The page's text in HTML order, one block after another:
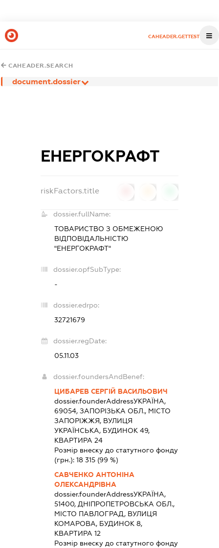
CAHEADER.GETTEST
CAHEADER.SEARCH
document.dossier
ЕНЕРГОКРАФТ
riskFactors.title
dossier.fullName:
ТОВАРИСТВО З ОБМЕЖЕНОЮ
ВІДПОВІДАЛЬНІСТЮ
"ЕНЕРГОКРАФТ"
dossier.opfSubType:
-
dossier.edrpo:
32721679
dossier.regDate:
05.11.03
dossier.foundersAndBenef:
ЦИБАРЕВ СЕРГІЙ ВАСИЛЬОВИЧ
dossier.founderAddressУКРАЇНА,
69054, ЗАПОРІЗЬКА ОБЛ., МІСТО
ЗАПОРІЖЖЯ, ВУЛИЦЯ
УКРАЇНСЬКА, БУДИНОК 49,
КВАРТИРА 24
Розмір внеску до статутного фонду
(грн.):18 315 (99 %)
САВЧЕНКО АНТОНІНА
ОЛЕКСАНДРІВНА
dossier.founderAddressУКРАЇНА,
51400, ДНІПРОПЕТРОВСЬКА ОБЛ.,
МІСТО ПАВЛОГРАД, ВУЛИЦЯ
КОМАРОВА, БУДИНОК 8,
КВАРТИРА 12
Розмір внеску до статутного фонду